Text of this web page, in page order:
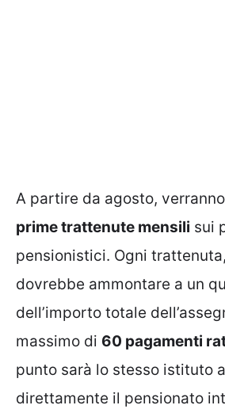
A partire da agosto,
prime trattenute mensili sui
pensionistici. Ogni
dovrebbe ammontare a un
dell’importo totale
massimo di 60 pagamenti
punto sarà lo stesso istituto
direttamente il pensionato